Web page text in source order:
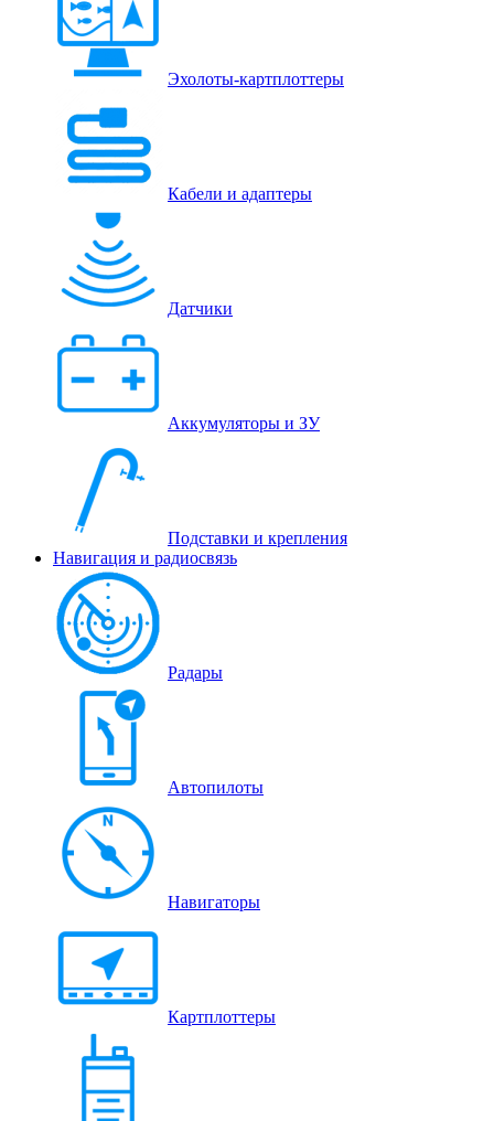
Эхолоты-картплоттеры
Кабели и адаптеры
Датчики
Аккумуляторы и ЗУ
Подставки и крепления
Навигация и радиосвязь
Радары
Автопилоты
Навигаторы
Картплоттеры